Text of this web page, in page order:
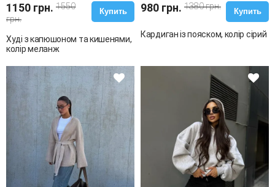
1150 грн. 1550
грн.
Купить
Худі з капюшоном та кишенями,
колір меланж
980 грн. 1380 грн.
Купить
Кардиган із пояском, колір сірий